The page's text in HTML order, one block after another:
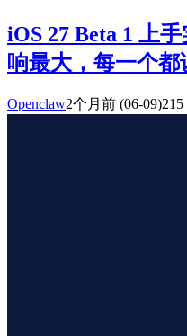
iOS 27 Beta 1 上
响最大，每一个
Openclaw2个月前 (06-09)215